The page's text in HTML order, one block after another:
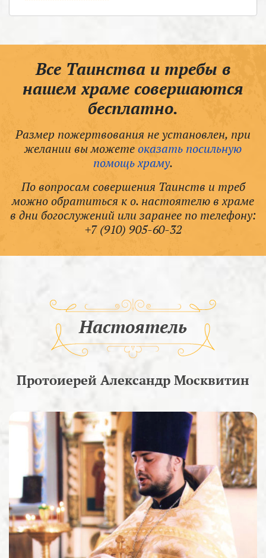
Все Таинства и требы в
нашем храме совершаются
бесплатно.
Размер пожертвования не установлен, при
желании вы можетеоказать посильную
помощь храму.
По вопросам совершения Таинств и треб
можно обратиться к о. настоятелю в храме
в дни богослужений или заранее по телефону:
+7 (910) 905-60-32
Настоятель
Протоиерей Александр Москвитин